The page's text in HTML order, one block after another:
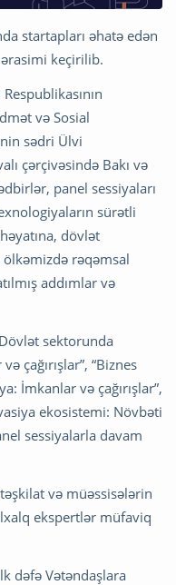
startapları əhatə edən
keçirilib.
və Sosial
sədri Ülvi
çərçivəsində Bakı və
panel sessiyaları
sürətli
dövlət
rəqəmsal
addımlar və
sektorunda
çağırışlar”, “Biznes
İmkanlar və çağırışlar”,
ekosistemi: Növbəti
sessiyalarla davam
və müəssisələrin
ekspertlər müfaviq
dəfə Vətəndaşlara